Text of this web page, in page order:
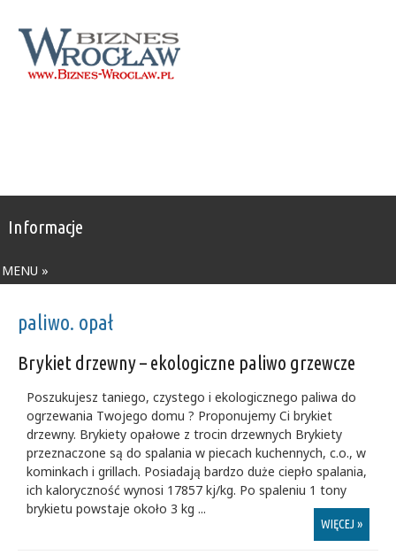
Informacje
MENU »
paliwo. opał
Brykiet drzewny – ekologiczne paliwo grzewcze
Poszukujesz taniego, czystego i ekologicznego paliwa do
ogrzewania Twojego domu ? Proponujemy Ci brykiet
drzewny. Brykiety opałowe z trocin drzewnych Brykiety
przeznaczone są do spalania w piecach kuchennych, c.o., w
kominkach i grillach. Posiadają bardzo duże ciepło spalania,
ich kaloryczność wynosi 17857 kj/kg. Po spaleniu 1 tony
brykietu powstaje około 3 kg ...
WIĘCEJ »